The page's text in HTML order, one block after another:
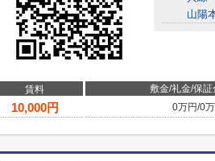
山陽
賃料 敷金/礼金/保証
10,000円 0万円/0